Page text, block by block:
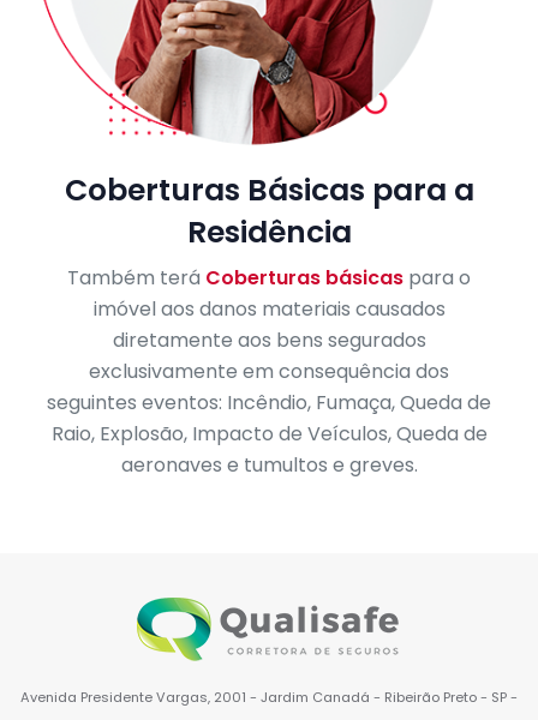
Coberturas Básicas para a
Residência
Também terá Coberturas básicas para o
imóvel aos danos materiais causados
diretamente aos bens segurados
exclusivamente em consequência dos
seguintes eventos: Incêndio, Fumaça, Queda de
Raio, Explosão, Impacto de Veículos, Queda de
aeronaves e tumultos e greves.
Avenida Presidente Vargas, 2001 - Jardim Canadá - Ribeirão Preto - SP -